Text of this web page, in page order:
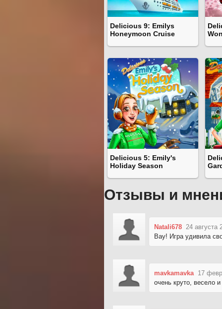
Delicious 9: Emilys
Honeymoon Cruise
Delicious 5: Emily's
Holiday Season
Отзывы и
Natali678 24 августа
Вау! Игра удивила
mavkamavka 17
очень круто, весело